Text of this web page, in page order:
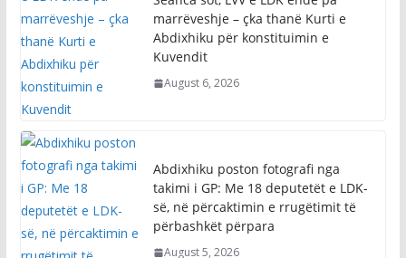
Seanca sot, LVV e LDK ende pa
marrëveshje – çka thanë Kurti e
Abdixhiku për konstituimin e
Kuvendit
August 6, 2026
Abdixhiku poston fotografi nga
takimi i GP: Me 18 deputetët e LDK-
së, në përcaktimin e rrugëtimit të
përbashkët përpara